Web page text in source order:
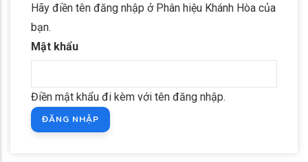
Hãy điền tên đăng nhập ở Phân hiệu Khánh Hòa của
bạn.
Mật khẩu
Điền mật khẩu đi kèm với tên đăng nhập.